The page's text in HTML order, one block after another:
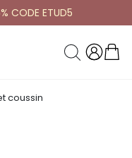
CODE ETUD5
coussin